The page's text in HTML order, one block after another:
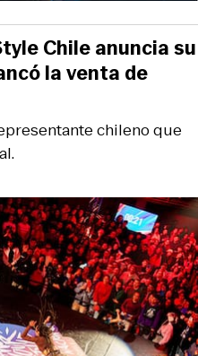
chileno que
Chile anuncia su
la venta de